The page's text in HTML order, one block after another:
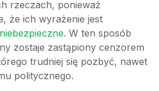
rzeczach, ponieważ
że ich wyrażenie jest
niebezpieczne. W ten sposób
zostaje zastąpiony cenzorem
trudniej się pozbyć, nawet
politycznego.